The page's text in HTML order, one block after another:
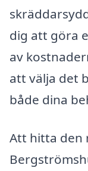
dig att göra
av
att välja det
både dina
Att hitta den